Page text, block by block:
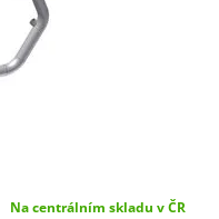
Na centrálním skladu v ČR